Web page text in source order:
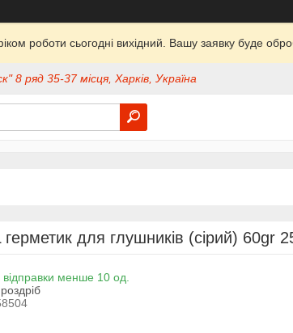
роботи сьогодні вихідний. Вашу заявку буде
8 ряд 35-37 місця, Харків, Україна
герметик для глушників (сірий) 60gr
відправки менше 10 од.